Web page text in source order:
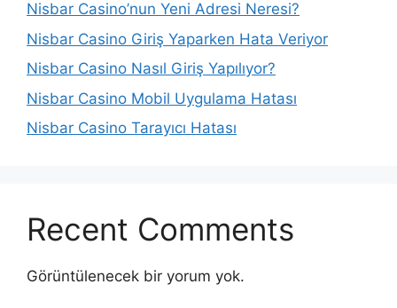
Nisbar Casino’nun Yeni Adresi Neresi?
Nisbar Casino Giriş Yaparken Hata Veriyor
Nisbar Casino Nasıl Giriş Yapılıyor?
Nisbar Casino Mobil Uygulama Hatası
Nisbar Casino Tarayıcı Hatası
Recent Comments
Görüntülenecek bir yorum yok.